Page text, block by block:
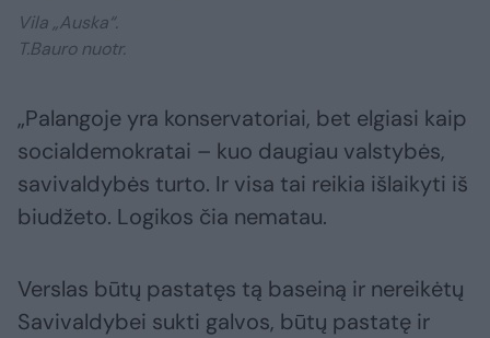
Vila „Auska“.
T.Bauro nuotr.
„Palangoje yra konservatoriai, bet elgiasi kaip
socialdemokratai – kuo daugiau valstybės,
savivaldybės turto. Ir visa tai reikia išlaikyti iš
biudžeto. Logikos čia nematau.
Verslas būtų pastatęs tą baseiną ir nereikėtų
Savivaldybei sukti galvos, būtų pastatę ir